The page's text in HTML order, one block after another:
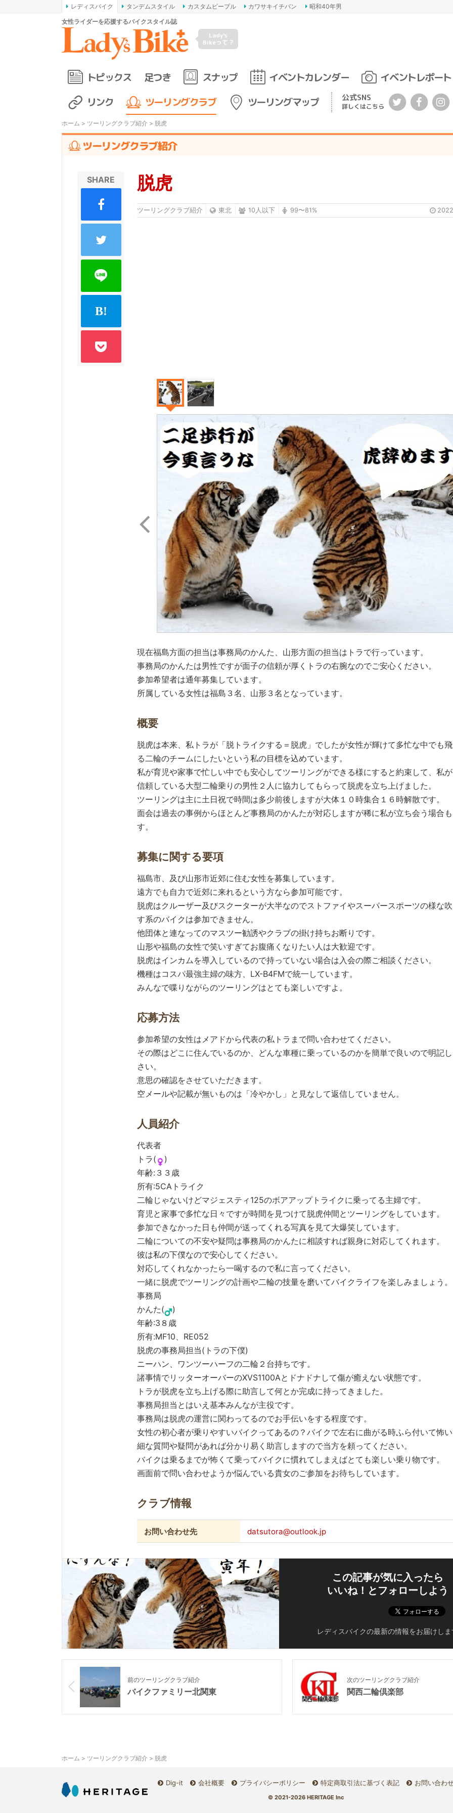
レディスバイク タンデムスタイル カスタムピープル カワサキイチバン
昭和40年男
女性ライダーを応援するバイクスタイル誌
Lady's
Bikeって？
トピックス 足つき スナップ イベントカレンダー
イベントレポート
リンク
ツーリングクラブ ツーリングマップ 公式SNS
詳しくはこちら
ホーム > ツーリングクラブ紹介 > 脱虎
ツーリングクラブ紹介
脱虎
ツーリングクラブ紹介 東北 10人以下 99〜81%

現在福島方面の担当は事務局のかんた、山形方面の担当はトラで行っています。
事務局のかんたは男性ですが面子の信頼が厚くトラの右腕なのでご安心ください。
参加希望者は通年募集しています。
所属している女性は福島３名、山形３名となっています。
概要
脱虎は本来、私トラが「脱トライクする＝脱虎」でしたが女性が輝けて多忙な中でも
る二輪のチームにしたいという私の目標を込めています。
私が育児や家事で忙しい中でも安心してツーリングができる様にすると約束して、私
信頼している大型二輪乗りの男性２人に協力してもらって脱虎を立ち上げました。
ツーリングは主に土日祝で時間は多少前後しますが大体１０時集合 １６時解散です。
面会は過去の事例からほとんど事務局のかんたが対応しますが稀に私が立ち会う場合
す。
募集に関する要項
福島市、及び山形市近郊に住む女性を募集しています。
遠方でも自力で近郊に来れるという方なら参加可能です。
脱虎はクルーザー及びスクーターが大半なのでストファイやスーパースポーツの様な
す系のバイクは参加できません。
他団体と連なってのマスツー勧誘やクラブの掛け持ちお断りです。
山形や福島の女性で笑いすぎてお腹痛くなりたい人は大歓迎です。
脱虎はインカムを導入しているので持っていない場合は入会の際ご相談ください。
機種はコスパ最強主婦の味方、LX-B4FMで統一しています。
みんなで喋りながらのツーリングはとても楽しいですよ。
応募方法
参加希望の女性はメアドから代表の私トラまで問い合わせてくださ い。
その際はどこに住んでいるのか、どんな車種に乗っているのかを簡単で良いので明記
さい。
意思の確認をさせていただきます。
空メールや記載が無いものは「冷やかし」と見なして返信していま せん。
人員紹介
代表者
トラ(
)
年齢:３３歳
所有:5CAトライク
二輪じゃないけどマジェスティ125のボアアップトライクに乗ってる主婦です。
育児と家事で多忙な日々ですが時間を見つけて脱虎仲間とツーリングをしています。
参加できなかった日も仲間が送ってくれる写真を見て大爆笑してい ます。
二輪についての不安や疑問は事務局のかんたに相談すれば親身に対応してくれます。
彼は私の下僕なので安心してください。
対応してくれなかったら一喝するので私に言ってください。
一緒に脱虎でツーリングの計画や二輪の技量を磨いてバイクライフ を楽しみましょう。
事務局
かんた(
)
年齢:3８歳
所有:MF10、RE052
脱虎の事務局担当(トラの下僕)
ニーハン、ワンツーハーフの二輪２台持ちです。
諸事情でリッターオーバーのXVS1100Aとドナドナして傷が癒えない状態です。
トラが脱虎を立ち上げる際に助言して何とか完成に持ってきました。
事務局担当とはいえ基本みんなが主役です。
事務局は脱虎の運営に関わってるのでお手伝いをする程度です。
女性の初心者が乗りやすいバイクってあるの？バイクで左右に曲がる時ふら付いて怖
細な質問や疑問があれば分かり易く助言しますので当方を頼ってください。
バイクは乗るまでが怖くて乗ってバイクに慣れてしまえばとても楽 しい乗り物です。
画面前で問い合わせようか悩んでいる貴女のご参加をお待ちしてい ます。
クラブ情報
お問い合わせ先 datsutora@outlook.jp
SHARE
この記事が気に入ったら
いいね！とフォローしよう
レディスバイクの最新の情報をお届けしま
前のツーリングクラブ紹介
バイクファミリー北関東
次のツーリングクラブ紹介
関西二輪倶楽部
ホーム > ツーリングクラブ紹介 > 脱虎
Dig-it 会社概要 プライバシーポリシー 特定商取引法に基づく表記 お問い合わ
© 2021-2026 HERITAGE Inc